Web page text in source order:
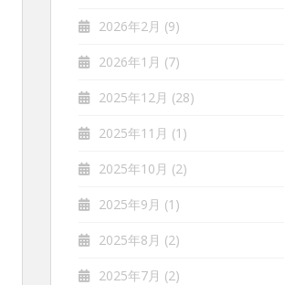
2026年2月 (9)
2026年1月 (7)
2025年12月 (28)
2025年11月 (1)
2025年10月 (2)
2025年9月 (1)
2025年8月 (2)
2025年7月 (2)